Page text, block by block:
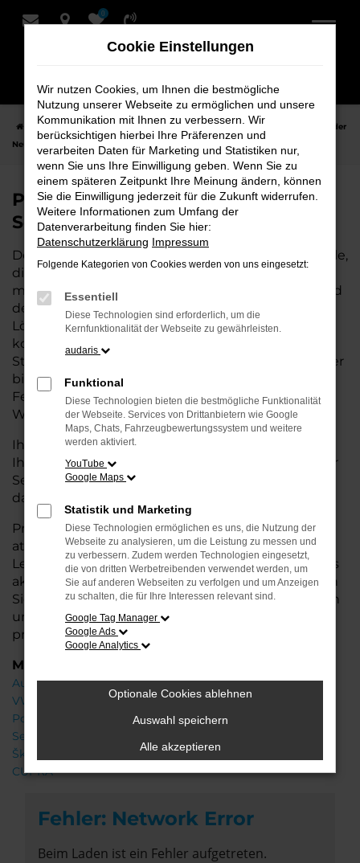
Zum
0
Startseite Leer Porsche Porsche 718 Spyder
Porsche 718 Spyder
Neuwagen bei Schmidt + Koch für Leer
Porsche 718 Spyder Neuwagen bei
Schmidt + Koch für Leer
Der Porsche 718 Spyder ist die perfekte Wahl für alle,
die für Leer einen Neuwagen suchen. Mit seiner
modernen Technik, seinem effizienten Antrieb und
dem stilvollen Design ist der 718 Spyder die ideale
Lösung für jeden, der ein zuverlässiges und
komfortables Fahrzeug möchte. Egal, ob für den
Stadtverkehr oder längere Fahrten – der 718 Spyder
bietet Ihnen höchsten Fahrkomfort, innovative
Features und eine herausragende
Wirtschaftlichkeit.
Ihr Porsche Autohaus in der Nähe von Leer steht
Ihnen mit einer breiten Auswahl an Neuwagen zur
Seite und bietet Ihnen umfassende
damit Sie das für Sie passende Fahrzeug finden.
Profitieren Sie von zusätzlichen Services wie
attraktiven Finanzierungsmöglichkeiten,
Leasingangeboten und der Inzahlungnahme Ihres
aktuellen Fahrzeugs. Besuchen Sie uns und lassen
Sie sich von unseren Experten beraten – wir freuen
uns, Ihnen den perfekten Neuwagen zu
präsentieren!
Marken
Audi
VW
Porsche
Seat
Škoda
CUPRA
Fehler: Network Error
Beim Laden ist ein Fehler aufgetreten.
Cookie Einstellungen
Wir nutzen Cookies, um Ihnen die bestmögliche
Nutzung unserer Webseite zu ermöglichen und unsere
Kommunikation mit Ihnen zu verbessern. Wir
berücksichtigen hierbei Ihre Präferenzen und
verarbeiten Daten für Marketing und Statistiken nur,
wenn Sie uns Ihre Einwilligung geben. Wenn Sie zu
einem späteren Zeitpunkt Ihre Meinung ändern, können
Sie die Einwilligung jederzeit für die Zukunft widerrufen.
Weitere Informationen zum Umfang der
Datenverarbeitung finden Sie hier:
Datenschutzerklärung Impressum
Folgende Kategorien von Cookies werden von uns eingesetzt:
Essentiell
Diese Technologien sind erforderlich, um die
Kernfunktionalität der Webseite zu gewährleisten.
audaris
Funktional
Diese Technologien bieten die bestmögliche Funktionalität
der Webseite. Services von Drittanbietern wie Google
Maps, Chats, Fahrzeugbewertungssystem und weitere
werden aktiviert.
YouTube
Google Maps
Statistik und Marketing
Diese Technologien ermöglichen es uns, die Nutzung der
Webseite zu analysieren, um die Leistung zu messen und
zu verbessern. Zudem werden Technologien eingesetzt,
die von dritten Werbetreibenden verwendet werden, um
Sie auf anderen Webseiten zu verfolgen und um Anzeigen
zu schalten, die für Ihre Interessen relevant sind.
Google Tag Manager
Google Ads
Google Analytics
Optionale Cookies ablehnen
Auswahl speichern
Alle akzeptieren